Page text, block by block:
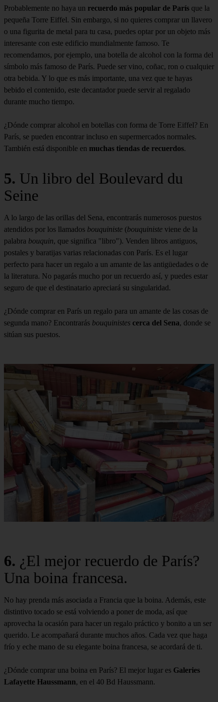
Probablemente no haya un recuerdo más popular de París que la
pequeña Torre Eiffel. Sin embargo, si no quieres comprar un llavero
o una figurita de metal para tu casa, puedes optar por un objeto más
interesante con este edificio mundialmente famoso. Te
recomendamos, por ejemplo, una botella de alcohol con la forma del
símbolo más famoso de París. Puede ser vino, coñac, ron o cualquier
otra bebida. Y lo que es más importante, una vez que te hayas
bebido el contenido, este decantador puede servir al regalado
durante mucho tiempo.
¿Dónde comprar alcohol en botellas con forma de Torre Eiffel? En
París, se pueden encontrar incluso en supermercados normales.
También está disponible en muchas tiendas de recuerdos.
5. Un libro del Boulevard du
Seine
A lo largo de las orillas del Sena, encontrarás numerosos puestos
atendidos por los llamados bouquiniste (bouquiniste viene de la
palabra bouquin, que significa "libro"). Venden libros antiguos,
postales y baratijas varias relacionadas con París. Es el lugar
perfecto para hacer un regalo a un amante de las antigüedades o de
la literatura. No pagarás mucho por un recuerdo así, y puedes estar
seguro de que el destinatario apreciará su singularidad.
¿Dónde comprar en París un regalo para un amante de las cosas de
segunda mano? Encontrarás bouquinistes cerca del Sena, donde se
sitúan sus puestos.
6. ¿El mejor recuerdo de París?
Una boina francesa.
No hay prenda más asociada a Francia que la boina. Además, este
distintivo tocado se está volviendo a poner de moda, así que
aprovecha la ocasión para hacer un regalo práctico y bonito a un ser
querido. Le acompañará durante muchos años. Cada vez que haga
frío y eche mano de su elegante boina francesa, se acordará de ti.
¿Dónde comprar una boina en París? El mejor lugar es Galeries
Lafayette Haussmann, en el 40 Bd Haussmann.